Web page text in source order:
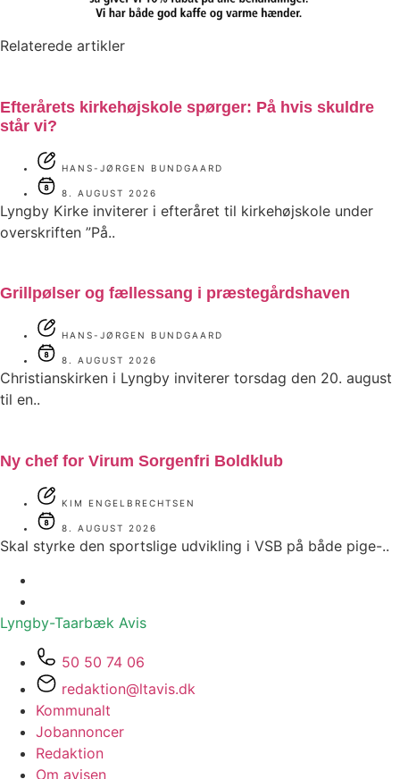
Relaterede artikler
Efterårets kirkehøjskole spørger: På hvis skuldre
står vi?
HANS-JØRGEN BUNDGAARD
8. AUGUST 2026
Lyngby Kirke inviterer i efteråret til kirkehøjskole under
overskriften ”På..
Grillpølser og fællessang i præstegårdshaven
HANS-JØRGEN BUNDGAARD
8. AUGUST 2026
Christianskirken i Lyngby inviterer torsdag den 20. august
til en..
Ny chef for Virum Sorgenfri Boldklub
KIM ENGELBRECHTSEN
8. AUGUST 2026
Skal styrke den sportslige udvikling i VSB på både pige-..
Lyngby-Taarbæk Avis
50 50 74 06
redaktion@ltavis.dk
Kommunalt
Jobannoncer
Redaktion
Om avisen